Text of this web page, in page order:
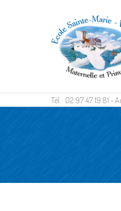
Tél. : 02 97 47 19 81 -